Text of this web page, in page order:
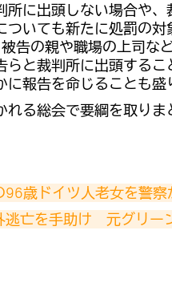
に出頭しない場合や、
ついても新たに処罰の対
告の親や職場の上司な
らと裁判所に出頭する
報告を命じることも盛
る総会で要綱を取りま
歳ドイツ人老女を警察
亡を手助け　元グリー